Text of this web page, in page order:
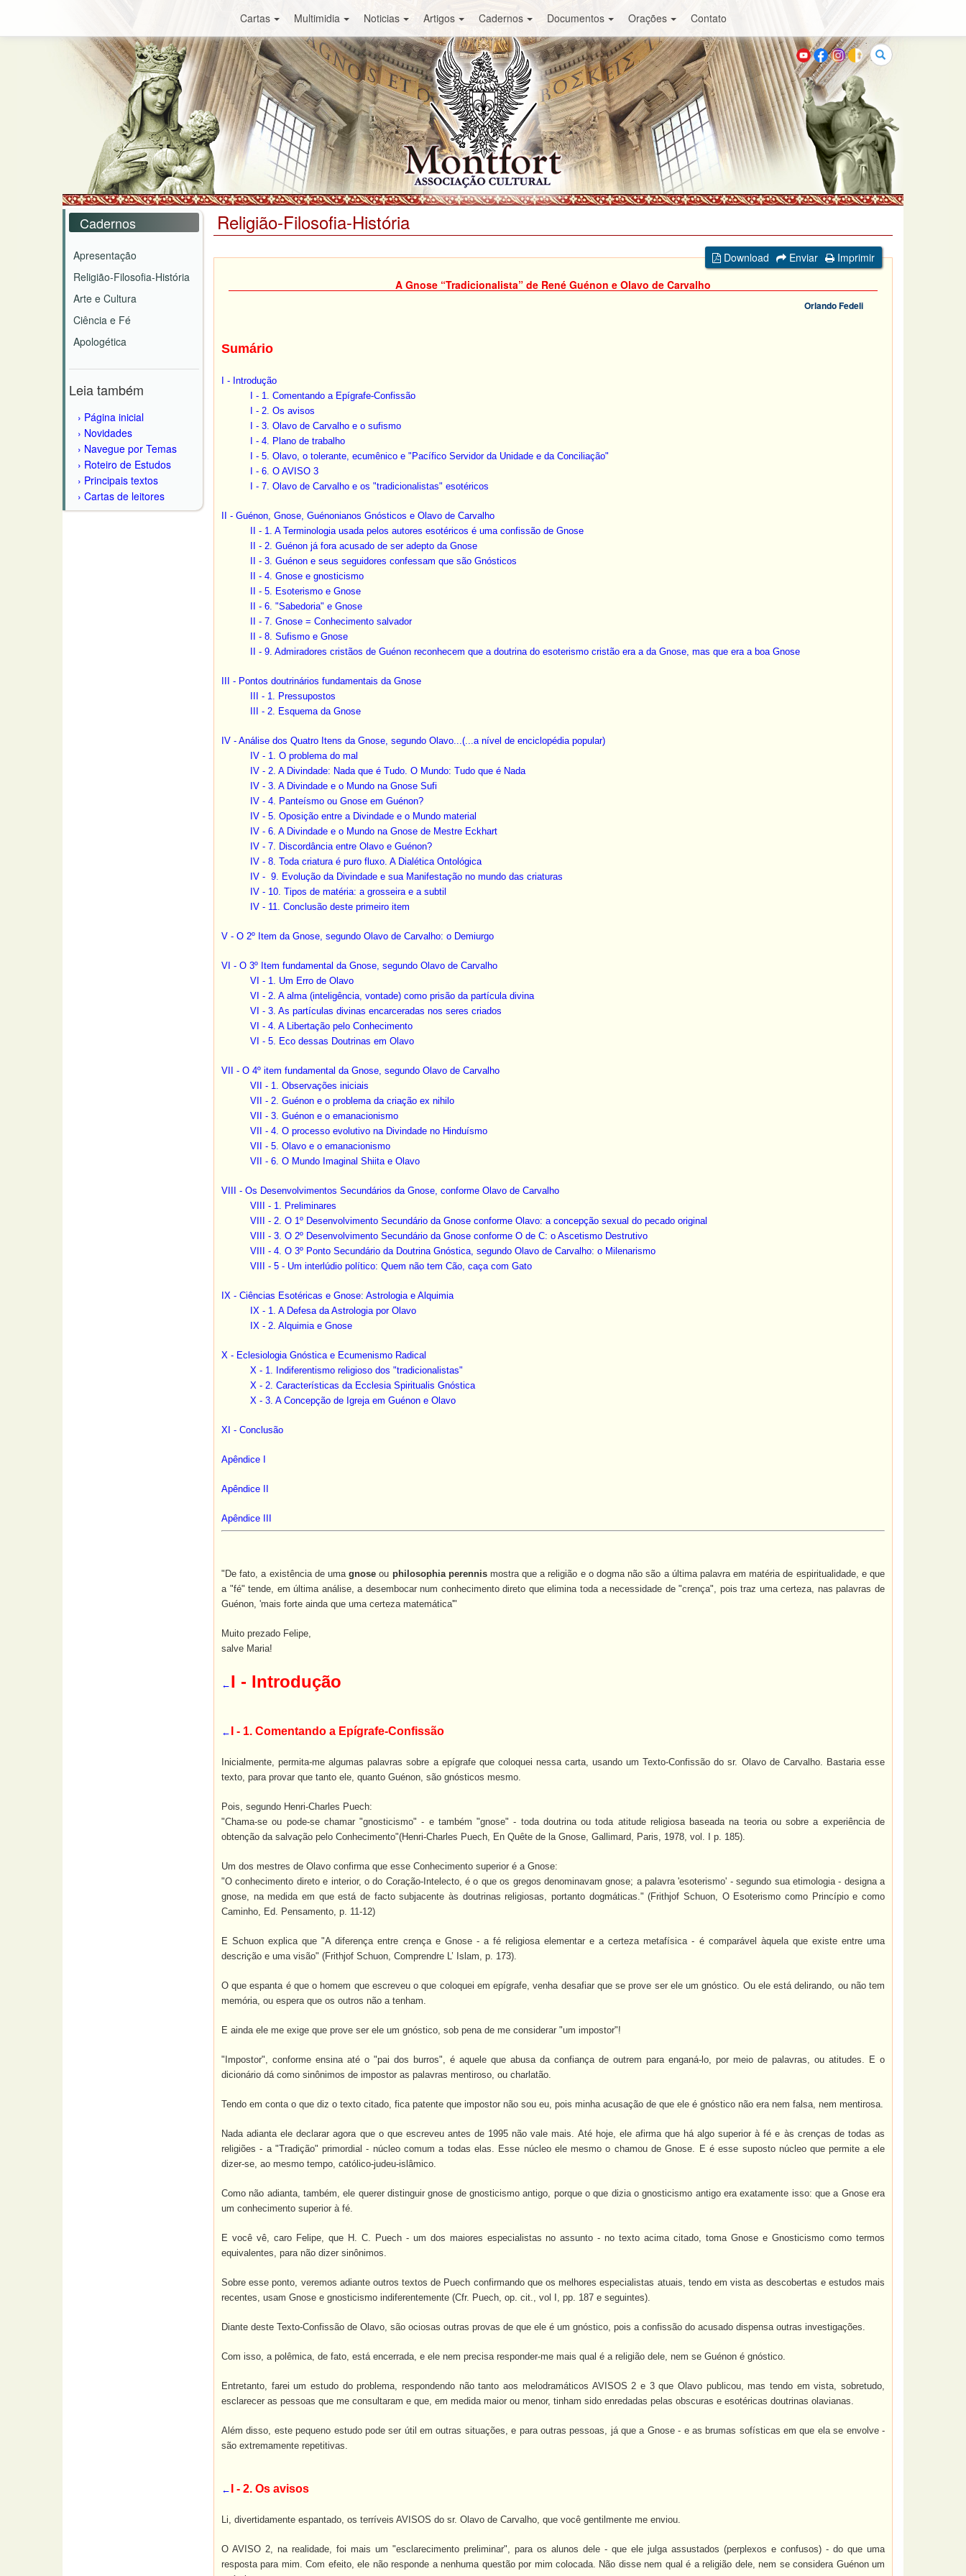
Cartas Multimidia Noticias Artigos Cadernos Documentos Orações Contato
Buscar
Cadernos
Apresentação
Religião-Filosofia-História
Arte e Cultura
Ciência e Fé
Apologética
Leia também
Página inicial
Novidades
Navegue por Temas
Roteiro de Estudos
Principais textos
Cartas de leitores
Religião-Filosofia-História
Download Enviar
Imprimir
A Gnose “Tradicionalista” de René Guénon e Olavo de Carvalho
Orlando Fedeli
Sumário
I - Introdução
I - 1. Comentando a Epígrafe-Confissão
I - 2. Os avisos
I - 3. Olavo de Carvalho e o sufismo
I - 4. Plano de trabalho
I - 5. Olavo, o tolerante, ecumênico e "Pacífico Servidor da Unidade e da Conciliação"
I - 6. O AVISO 3
I - 7. Olavo de Carvalho e os "tradicionalistas" esotéricos
II - Guénon, Gnose, Guénonianos Gnósticos e Olavo de Carvalho
II - 1. A Terminologia usada pelos autores esotéricos é uma confissão de Gnose
II - 2. Guénon já fora acusado de ser adepto da Gnose
II - 3. Guénon e seus seguidores confessam que são Gnósticos
II - 4. Gnose e gnosticismo
II - 5. Esoterismo e Gnose
II - 6. "Sabedoria" e Gnose
II - 7. Gnose = Conhecimento salvador
II - 8. Sufismo e Gnose
II - 9. Admiradores cristãos de Guénon reconhecem que a doutrina do esoterismo cristão era a da Gnose, mas que era a boa Gnose
III - Pontos doutrinários fundamentais da Gnose
III - 1. Pressupostos
III - 2. Esquema da Gnose
IV - Análise dos Quatro Itens da Gnose, segundo Olavo...(...a nível de enciclopédia popular)
IV - 1. O problema do mal
IV - 2. A Divindade: Nada que é Tudo. O Mundo: Tudo que é Nada
IV - 3. A Divindade e o Mundo na Gnose Sufi
IV - 4. Panteísmo ou Gnose em Guénon?
IV - 5. Oposição entre a Divindade e o Mundo material
IV - 6. A Divindade e o Mundo na Gnose de Mestre Eckhart
IV - 7. Discordância entre Olavo e Guénon?
IV - 8. Toda criatura é puro fluxo. A Dialética Ontológica
IV - 9. Evolução da Divindade e sua Manifestação no mundo das criaturas
IV - 10. Tipos de matéria: a grosseira e a subtil
IV - 11. Conclusão deste primeiro item
V - O 2º Item da Gnose, segundo Olavo de Carvalho: o Demiurgo
VI - O 3º Item fundamental da Gnose, segundo Olavo de Carvalho
VI - 1. Um Erro de Olavo
VI - 2. A alma (inteligência, vontade) como prisão da partícula divina
VI - 3. As partículas divinas encarceradas nos seres criados
VI - 4. A Libertação pelo Conhecimento
VI - 5. Eco dessas Doutrinas em Olavo
VII - O 4º item fundamental da Gnose, segundo Olavo de Carvalho
VII - 1. Observações iniciais
VII - 2. Guénon e o problema da criação ex nihilo
VII - 3. Guénon e o emanacionismo
VII - 4. O processo evolutivo na Divindade no Hinduísmo
VII - 5. Olavo e o emanacionismo
VII - 6. O Mundo Imaginal Shiita e Olavo
VIII - Os Desenvolvimentos Secundários da Gnose, conforme Olavo de Carvalho
VIII - 1. Preliminares
VIII - 2. O 1º Desenvolvimento Secundário da Gnose conforme Olavo: a concepção sexual do pecado original
VIII - 3. O 2º Desenvolvimento Secundário da Gnose conforme O de C: o Ascetismo Destrutivo
VIII - 4. O 3º Ponto Secundário da Doutrina Gnóstica, segundo Olavo de Carvalho: o Milenarismo
VIII - 5 - Um interlúdio político: Quem não tem Cão, caça com Gato
IX - Ciências Esotéricas e Gnose: Astrologia e Alquimia
IX - 1. A Defesa da Astrologia por Olavo
IX - 2. Alquimia e Gnose
X - Eclesiologia Gnóstica e Ecumenismo Radical
X - 1. Indiferentismo religioso dos "tradicionalistas"
X - 2. Características da Ecclesia Spiritualis Gnóstica
X - 3. A Concepção de Igreja em Guénon e Olavo
XI - Conclusão
Apêndice I
Apêndice
Apêndice
"De fato, a existência de umagnose ou philosophia perennis mostra que a religião e o dogma não são a última palavra em matéria de espiritualidade, e que
a "fé" tende, em última análise, a desembocar num conhecimento direto que elimina toda a necessidade de "crença", pois traz uma certeza, nas palavras de
Guénon, 'mais forte ainda que uma certeza matemática'"
Muito prezado Felipe,
salve Maria!
← I - Introdução
← I - 1. Comentando a Epígrafe-Confissão
Inicialmente, permita-me algumas palavras sobre a epígrafe que coloquei nessa carta, usando um Texto-Confissão do sr. Olavo de Carvalho. Bastaria esse
texto, para provar que tanto ele, quanto Guénon, são gnósticos mesmo.
Pois, segundo Henri-Charles Puech:
"Chama-se ou pode-se chamar "gnosticismo" - e também "gnose" - toda doutrina ou toda atitude religiosa baseada na teoria ou sobre a experiência de
obtenção da salvação pelo Conhecimento"(Henri-Charles Puech, En Quête de la Gnose, Gallimard, Paris, 1978, vol. I p. 185).
Um dos mestres de Olavo confirma que esse Conhecimento superior é a Gnose:
"O conhecimento direto e interior, o do Coração-Intelecto, é o que os gregos denominavam gnose; a palavra 'esoterismo' - segundo sua etimologia - designa a
gnose, na medida em que está de facto subjacente às doutrinas religiosas, portanto dogmáticas." (Frithjof Schuon, O Esoterismo como Princípio e como
Caminho, Ed. Pensamento, p. 11-12)
E Schuon explica que "A diferença entre crença e Gnose - a fé religiosa elementar e a certeza metafísica - é comparável àquela que existe entre uma
descrição e uma visão" (Frithjof Schuon, Comprendre L’ Islam, p. 173).
O que espanta é que o homem que escreveu o que coloquei em epígrafe, venha desafiar que se prove ser ele um gnóstico. Ou ele está delirando, ou não tem
memória, ou espera que os outros não a tenham.
E ainda ele me exige que prove ser ele um gnóstico, sob pena de me considerar "um impostor"!
"Impostor", conforme ensina até o "pai dos burros", é aquele que abusa da confiança de outrem para enganá-lo, por meio de palavras, ou atitudes. E o
dicionário dá como sinônimos de impostor as palavras mentiroso, ou charlatão.
Tendo em conta o que diz o texto citado, fica patente que impostor não sou eu, pois minha acusação de que ele é gnóstico não era nem falsa, nem mentirosa.
Nada adianta ele declarar agora que o que escreveu antes de 1995 não vale mais. Até hoje, ele afirma que há algo superior à fé e às crenças de todas as
religiões - a "Tradição" primordial - núcleo comum a todas elas. Esse núcleo ele mesmo o chamou de Gnose. E é esse suposto núcleo que permite a ele
dizer-se, ao mesmo tempo, católico-judeu-islâmico.
Como não adianta, também, ele querer distinguir gnose de gnosticismo antigo, porque o que dizia o gnosticismo antigo era exatamente isso: que a Gnose era
um conhecimento superior à fé.
E você vê, caro Felipe, que H. C. Puech - um dos maiores especialistas no assunto - no texto acima citado, toma Gnose e Gnosticismo como termos
equivalentes, para não dizer sinônimos.
Sobre esse ponto, veremos adiante outros textos de Puech confirmando que os melhores especialistas atuais, tendo em vista as descobertas e estudos mais
recentes, usam Gnose e gnosticismo indiferentemente (Cfr. Puech, op. cit., vol I, pp. 187 e seguintes).
Diante deste Texto-Confissão de Olavo, são ociosas outras provas de que ele é um gnóstico, pois a confissão do acusado dispensa outras investigações.
Com isso, a polêmica, de fato, está encerrada, e ele nem precisa responder-me mais qual é a religião dele, nem se Guénon é gnóstico.
Entretanto, farei um estudo do problema, respondendo não tanto aos melodramáticos AVISOS 2 e 3 que Olavo publicou, mas tendo em vista, sobretudo,
esclarecer as pessoas que me consultaram e que, em medida maior ou menor, tinham sido enredadas pelas obscuras e esotéricas doutrinas olavianas.
Além disso, este pequeno estudo pode ser útil em outras situações, e para outras pessoas, já que a Gnose - e as brumas sofísticas em que ela se envolve -
são extremamente repetitivas.
← I - 2. Os avisos
Li, divertidamente espantado, os terríveis AVISOS do sr. Olavo de Carvalho, que você gentilmente me enviou.
O AVISO 2, na realidade, foi mais um "esclarecimento preliminar", para os alunos dele - que ele julga assustados (perplexos e confusos) - do que uma
resposta para mim. Com efeito, ele não responde a nenhuma questão por mim colocada. Não disse nem qual é a religião dele, nem se considera Guénon um